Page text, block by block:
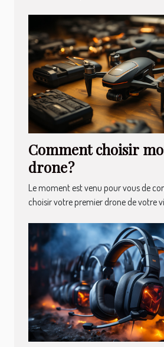
Comment choisir
drone ?
Le moment est venu pour vous de
choisir votre premier drone de votre